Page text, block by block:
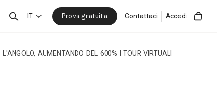
CercaIT Prova gratuita Contattaci Accedi
AUMENTANDO DEL 600% I TOUR VIRTUALI